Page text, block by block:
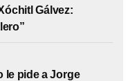
Gálvez:
le pide a Jorge